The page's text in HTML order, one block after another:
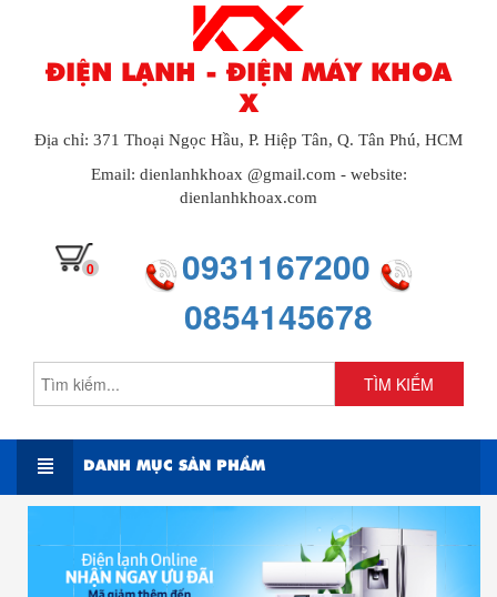
ĐIỆN LẠNH - ĐIỆN MÁY KHOA
X
Địa chỉ: 371 Thoại Ngọc Hầu, P. Hiệp Tân, Q. Tân Phú, HCM
Email: dienlanhkhoax @gmail.com - website:
dienlanhkhoax.com
0
0931167200
0854145678
TÌM KIẾM
DANH MỤC SẢN PHẨM